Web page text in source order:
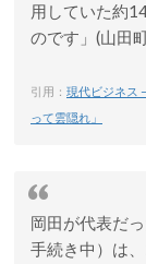
用していた約
のです」(山田
引用： 現代ビジネス
って雲隠れ」
岡田が代表だ
手続き中）は